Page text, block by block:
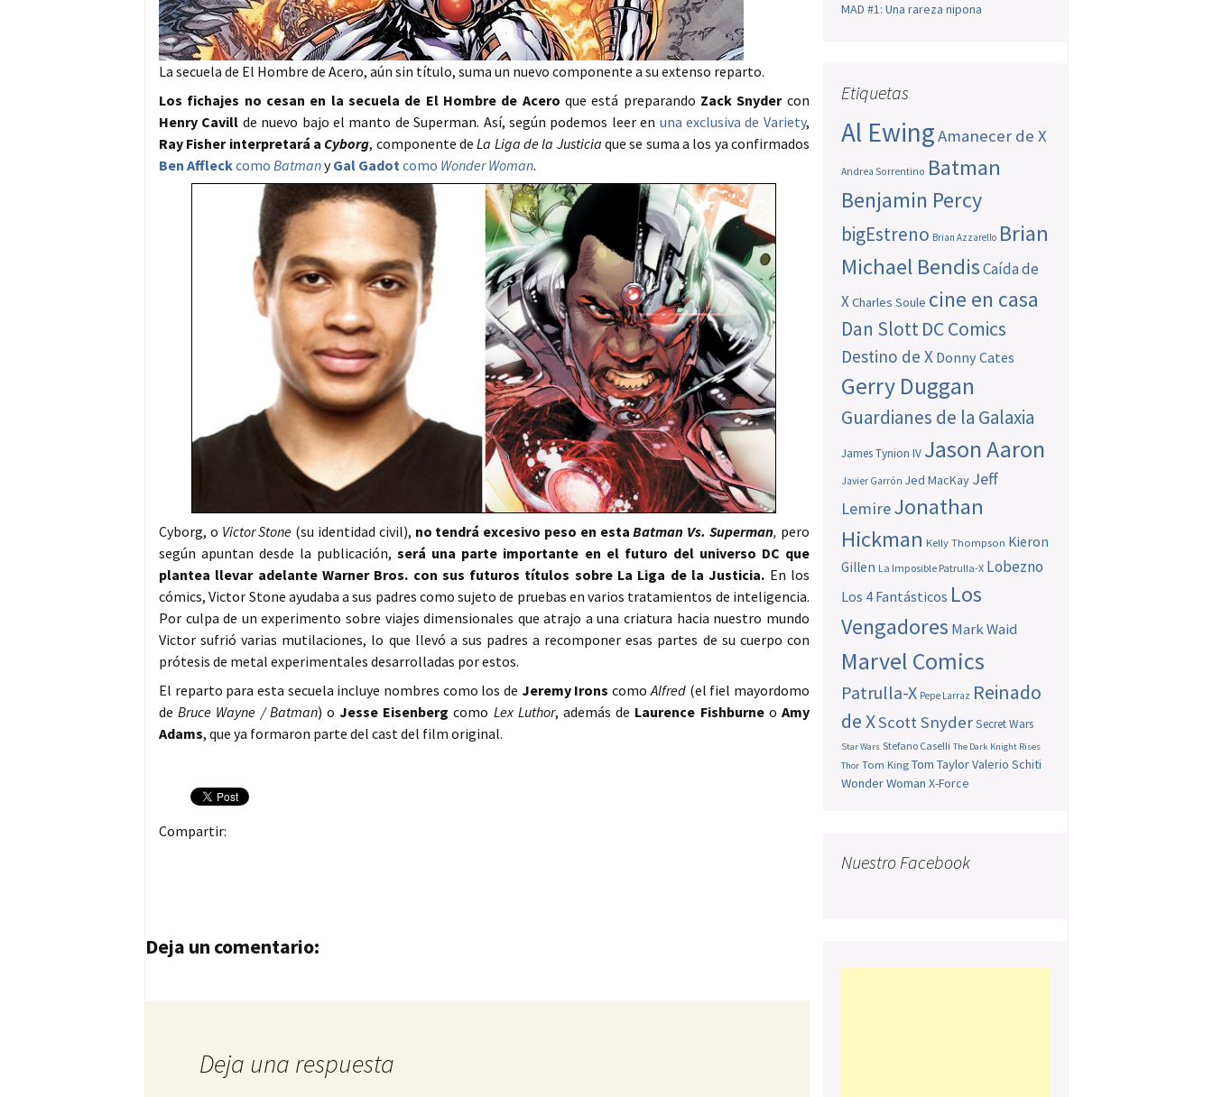
La secuela de El Hombre de Acero, aún sin título, suma un nuevo componente a su extenso reparto.
Los fichajes no cesan en la secuela de El Hombre de Acero que está preparando Zack Snydercon
Henry Cavill de nuevo bajo el manto de Superman. Así, según podemos leer en una exclusiva de Variety,
Ray Fisher interpretará a Cyborg, componente deLa Liga de la Justicia que se suma a los ya confirmados
Ben Affleckcomo BatmanyGal Gadotcomo Wonder Woman.
Cyborg, o Victor Stone (su identidad civil), no tendrá excesivo peso en estaBatman Vs. Superman, pero
según apuntan desde la publicación, será una parte importante en el futuro del universo DC que
plantea llevar adelante Warner Bros. con sus futuros títulos sobre La Liga de la Justicia. En los
cómics, Victor Stone ayudaba a sus padres como sujeto de pruebas en varios tratamientos de inteligencia.
Por culpa de un experimento sobre viajes dimensionales que atrajo a una criatura hacia nuestro mundo
Victor sufrió varias mutilaciones, lo que llevó a sus padres a recomponer esas partes de su cuerpo con
prótesis de metal experimentales desarrolladas por estos.
El reparto para esta secuela incluye nombres como los de Jeremy Irons comoAlfred(el fiel mayordomo
deBruce Wayne / Batman) oJesse Eisenberg como Lex Luthor, además de Laurence Fishburneo Amy
Adams, que ya formaron parte del cast del film original.
Compartir:
Navegación de entradas
Deja un comentario:
Deja una respuesta
MAD #1: Una rareza nipona
Etiquetas
Al EwingAmanecer de X
Andrea Sorrentino Batman
Benjamin Percy
bigEstreno Brian Azzarello Brian
Michael BendisCaída de
XCharles Soule cine en casa
Dan SlottDC Comics
Destino de X Donny Cates
Gerry Duggan
Guardianes de la Galaxia
James Tynion IV Jason Aaron
Javier Garrón Jed MacKay Jeff
LemireJonathan
Hickman Kelly Thompson Kieron
Gillen La Imposible Patrulla-X Lobezno
Los 4 Fantásticos Los
Vengadores Mark Waid
Marvel Comics
Patrulla-X Pepe Larraz Reinado
de XScott SnyderSecret Wars
Star Wars Stefano Caselli The Dark Knight Rises
Thor Tom King Tom TaylorValerio Schiti
Wonder Woman X-Force
Nuestro Facebook